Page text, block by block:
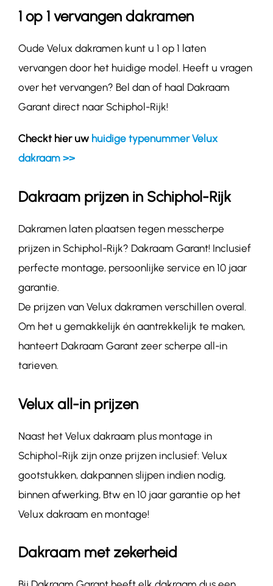
1 op 1 vervangen dakramen
Oude Velux dakramen kunt u 1 op 1 laten
vervangen door het huidige model. Heeft u vragen
over het vervangen? Bel dan of haal Dakraam
Garant direct naar Schiphol-Rijk!
Checkt hier uw huidige typenummer Velux
dakraam >>
Dakraam prijzen in Schiphol-Rijk
Dakramen laten plaatsen tegen messcherpe
prijzen in Schiphol-Rijk? Dakraam Garant! Inclusief
perfecte montage, persoonlijke service en 10 jaar
garantie.
De prijzen van Velux dakramen verschillen overal.
Om het u gemakkelijk én aantrekkelijk te maken,
hanteert Dakraam Garant zeer scherpe all-in
tarieven.
Velux all-in prijzen
Naast het Velux dakraam plus montage in
Schiphol-Rijk zijn onze prijzen inclusief: Velux
gootstukken, dakpannen slijpen indien nodig,
binnen afwerking, Btw en 10 jaar garantie op het
Velux dakraam en montage!
Dakraam met zekerheid